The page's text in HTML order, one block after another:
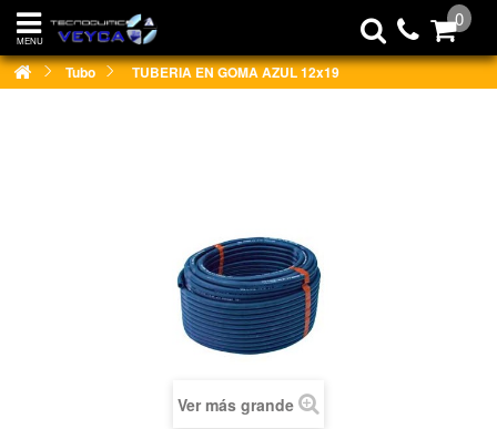
Tubo TUBERIA EN GOMA AZUL 12x19
Ver más grande
MENU
0